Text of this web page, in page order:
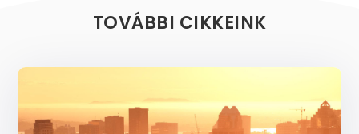
TOVÁBBI CIKKEINK